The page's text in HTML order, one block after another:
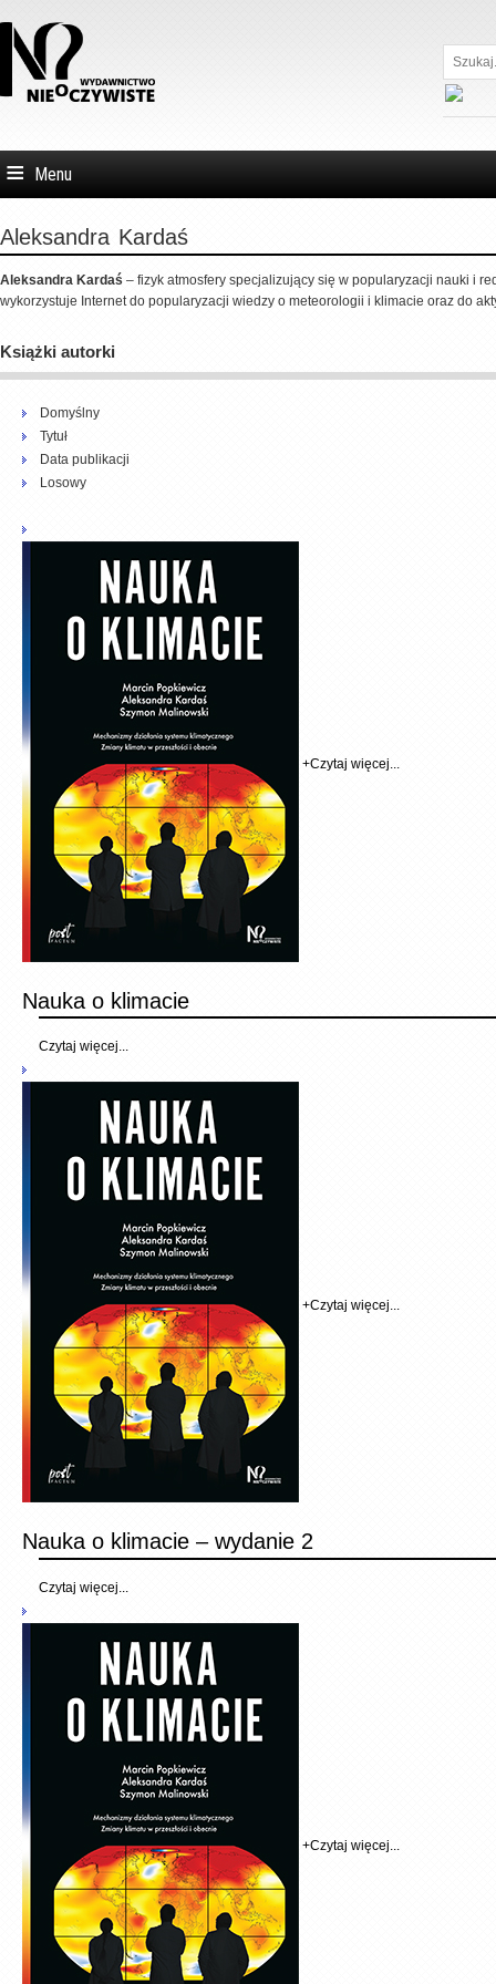
Szukaj...
Menu
Aleksandra Kardaś
Aleksandra Kardaś – fizyk atmosfery specjalizujący się w popularyzacji nauki i
wykorzystuje Internet do popularyzacji wiedzy o meteorologii i klimacie oraz do
Książki autorki
Domyślny
Tytuł
Data publikacji
Losowy
+Czytaj więcej...
Nauka o klimacie
Czytaj więcej...
+Czytaj więcej...
Nauka o klimacie – wydanie 2
Czytaj więcej...
+Czytaj więcej...